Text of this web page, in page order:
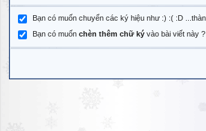
Bạn có muốn chuyển các ký hiệu như :) :( :D
Bạn có muốn chèn thêm chữ ký vào bài viết này ?